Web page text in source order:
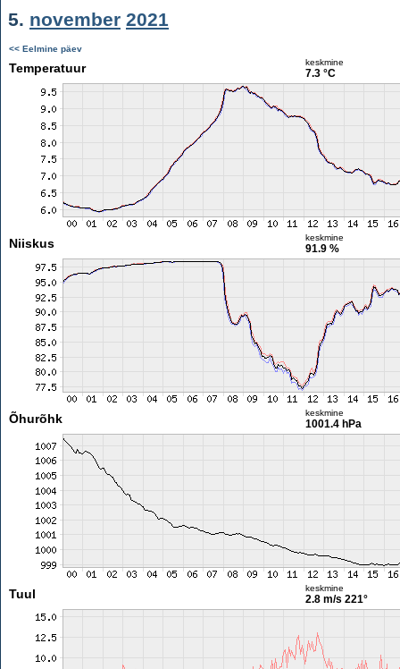
5. november 2021
<< Eelmine päev
Temperatuur keskmine
7.3 °C
Niiskus keskmine
91.9 %
Õhurõhk keskmine
1001.4 hPa
Tuul keskmine
2.8 m/s 221°